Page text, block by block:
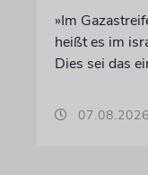
»Im
heißt es im
Dies sei das
07.08.2026